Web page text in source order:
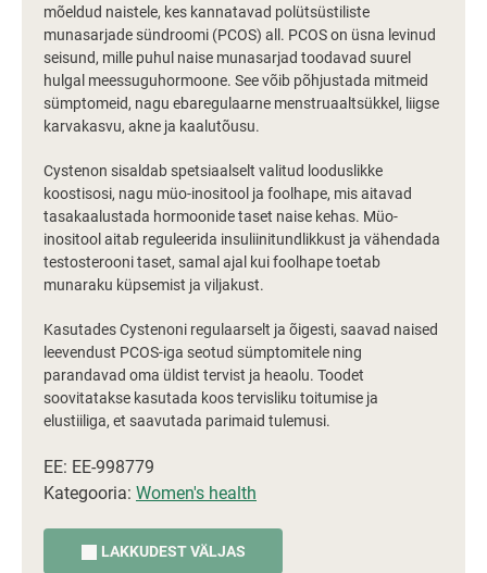
mõeldud naistele, kes kannatavad polütsüstiliste
munasarjade sündroomi (PCOS) all. PCOS on üsna levinud
seisund, mille puhul naise munasarjad toodavad suurel
hulgal meessuguhormoone. See võib põhjustada mitmeid
sümptomeid, nagu ebaregulaarne menstruaaltsükkel, liigse
karvakasvu, akne ja kaalutõusu.
Cystenon sisaldab spetsiaalselt valitud looduslikke
koostisosi, nagu müo-inositool ja foolhape, mis aitavad
tasakaalustada hormoonide taset naise kehas. Müo-
inositool aitab reguleerida insuliinitundlikkust ja vähendada
testosterooni taset, samal ajal kui foolhape toetab
munaraku küpsemist ja viljakust.
Kasutades Cystenoni regulaarselt ja õigesti, saavad naised
leevendust PCOS-iga seotud sümptomitele ning
parandavad oma üldist tervist ja heaolu. Toodet
soovitatakse kasutada koos tervisliku toitumise ja
elustiiliga, et saavutada parimaid tulemusi.
EE: EE-998779
Kategooria: Women's health
LAKKUDEST VÄLJAS